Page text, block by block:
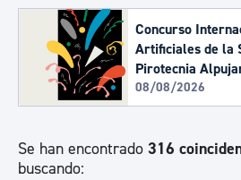
Concurso
Artificiales de la
Pirotecnia
08/08/2026
Se han encontrado 316
buscando: